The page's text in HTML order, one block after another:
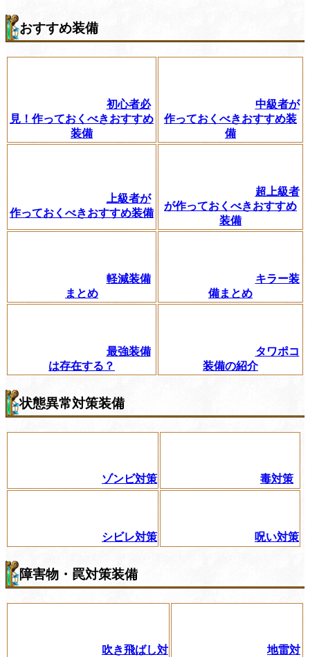
おすすめ装備
初心者必
見！作っておくべきおすすめ
装備
中級者が
作っておくべきおすすめ装
備
上級者が
作っておくべきおすすめ装備
超上級者
が作っておくべきおすすめ
装備
軽減装備
まとめ
キラー装
備まとめ
最強装備
は存在する？
タワポコ
装備の紹介
状態異常対策装備
ゾンビ対策 毒対策
シビレ対策 呪い対策
障害物・罠対策装備
吹き飛ばし対
地雷対